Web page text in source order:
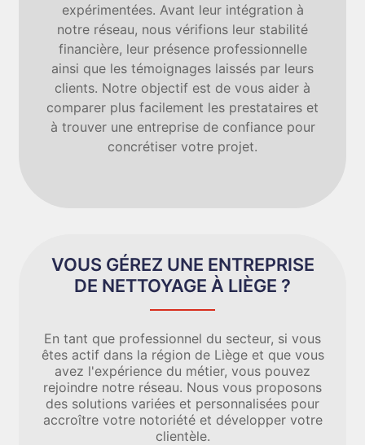
expérimentées. Avant leur intégration à
notre réseau, nous vérifions leur stabilité
financière, leur présence professionnelle
ainsi que les témoignages laissés par leurs
clients. Notre objectif est de vous aider à
comparer plus facilement les prestataires et
à trouver une entreprise de confiance pour
concrétiser votre projet.
VOUS GÉREZ UNE ENTREPRISE
DE NETTOYAGE À LIÈGE ?
En tant que professionnel du secteur, si vous
êtes actif dans la région de Liège et que vous
avez l'expérience du métier, vous pouvez
rejoindre notre réseau. Nous vous proposons
des solutions variées et personnalisées pour
accroître votre notoriété et développer votre
clientèle.